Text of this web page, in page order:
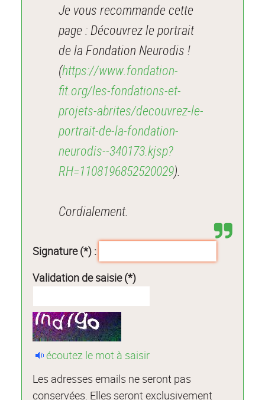
Je vous recommande cette
page : Découvrez le portrait
de la Fondation Neurodis !
(https://www.fondation-
fit.org/les-fondations-et-
projets-abrites/decouvrez-le-
portrait-de-la-fondation-
neurodis--340173.kjsp?
RH=1108196852520029).
Cordialement.
Signature (*) :
Validation de saisie (*)
écoutez le mot à saisir
Les adresses emails ne seront pas
conservées. Elles seront exclusivement